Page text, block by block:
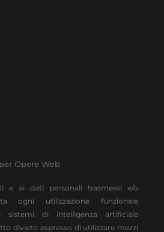
Opere Web
e ai dati personali trasmessi e/o
ogni utilizzazione funzionale
sistemi di intelligenza artificiale
divieto espresso di utilizzare mezzi